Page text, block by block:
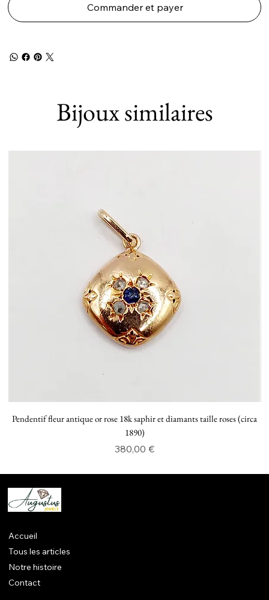
Commander et payer
Bijoux similaires
Pendentif fleur antique or rose 18k saphir et diamants taille roses (circa
1890)
Prix
380,00 €
Accueil
Tous les articles
Notre histoire
Contact